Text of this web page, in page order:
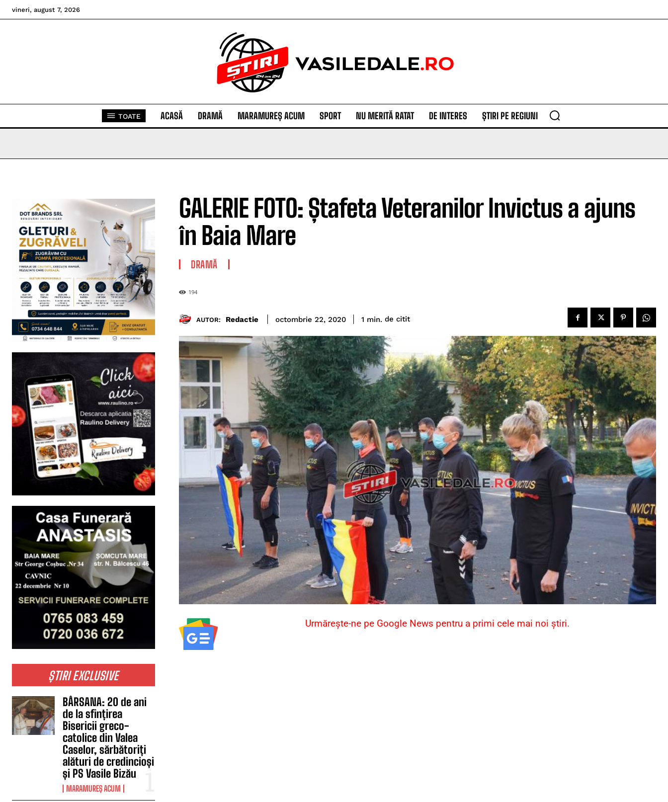
vineri, august 7, 2026
TOATE ACASĂ DRAMĂ MARAMUREȘ ACUM SPORT NU MERITĂ RATAT DE INTERES ȘTIRI PE REGIUNI
ȘTIRI EXCLUSIVE
BÂRSANA: 20 de ani
de la sfințirea
Bisericii greco-
catolice din Valea
Caselor, sărbătoriți
alături de credincioși
și PS Vasile Bizău
MARAMUREȘ ACUM
GALERIE FOTO: Ștafeta Veteranilor Invictus a ajuns
în Baia Mare
DRAMĂ
194
AUTOR: Redactie octombrie 22, 2020 1 min. de citit
Urmărește-ne pe Google News pentru a primi cele mai noi știri.